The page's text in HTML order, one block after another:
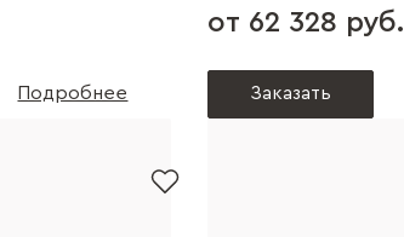
Подробнее
от 62 328 руб.
Заказать